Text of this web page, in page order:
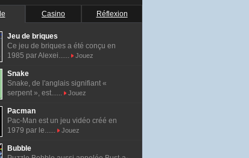
Casino Réflexion
Jeu de briques
Ce jeu de briques a été conçu en
1985 par Alexei......
Jouez
Snake
Snake, de l'anglais signifiant «
serpent », est......
Jouez
Pacman
Pac-Man est un jeu vidéo créé en
1979 par le......
Jouez
Bubble